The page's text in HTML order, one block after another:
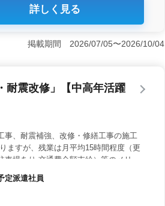
の求人です。長期的な安定性があ
ートなど、幅広い建築物の管理を通
詳しく見る
掲載期間 2026/07/05〜2026/10/04
耐震改修」【中高年活躍
事、耐震補強、改修・修繕工事の施工
ますが、残業は月平均15時間程度（更
場あり,交通費全額支給）等のメリッ
クのある方や経験の少ない方もしっか
さいませ。
定派遣社員